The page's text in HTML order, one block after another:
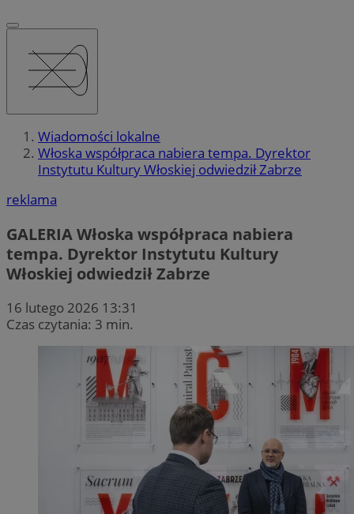
Wiadomości lokalne
Włoska współpraca nabiera tempa. Dyrektor
Instytutu Kultury Włoskiej odwiedził Zabrze
reklama
GALERIAWłoska współpraca nabiera
tempa. Dyrektor Instytutu Kultury
Włoskiej odwiedził Zabrze
16 lutego 2026 13:31
Czas czytania: 3 min.